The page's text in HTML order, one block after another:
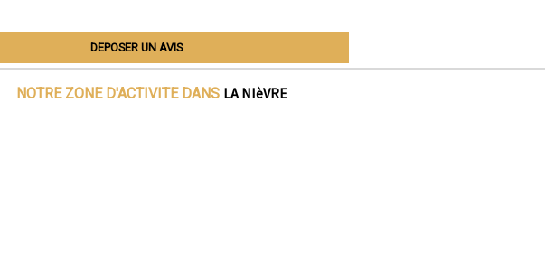
DEPOSER UN AVIS
NOTRE ZONE D'ACTIVITE DANS LA NIèVRE